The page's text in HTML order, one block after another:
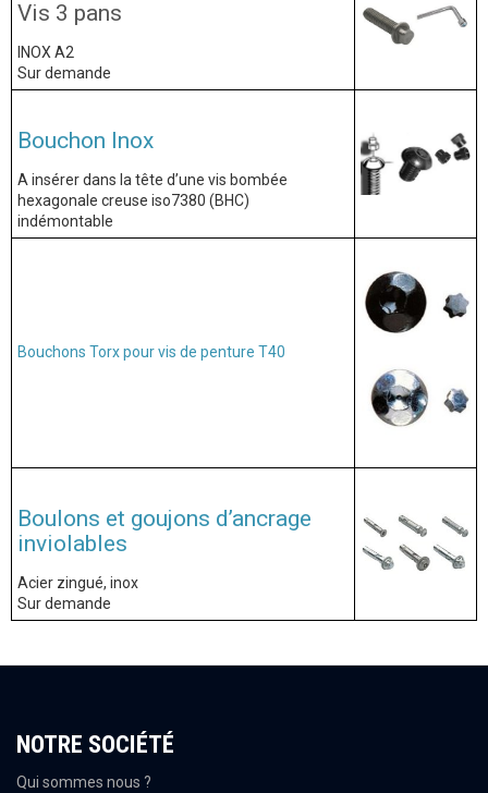
Vis 3 pans
INOX A2
Sur demande
Bouchon Inox
A insérer dans la tête d’une vis bombée
hexagonale creuse iso7380 (BHC)
indémontable
Bouchons Torx pour vis de penture T40
Boulons et goujons d’ancrage
inviolables
Acier zingué, inox
Sur demande
NOTRE SOCIÉTÉ
Qui sommes nous ?